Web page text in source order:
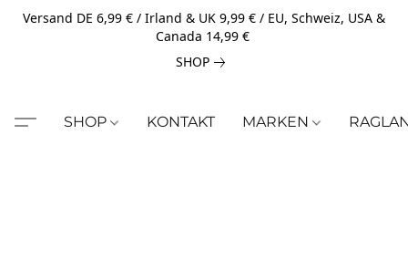
Versand DE 6,99 € / Irland & UK 9,99 € / EU, Schweiz, USA &
Canada 14,99 €
SHOP
SHOP KONTAKT MARKEN